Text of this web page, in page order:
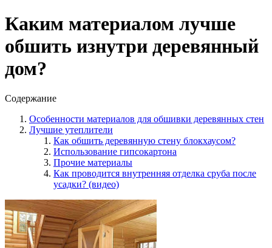
Каким материалом лучше
обшить изнутри деревянный
дом?
Содержание
Особенности материалов для обшивки деревянных стен
Лучшие утеплители
Как обшить деревянную стену блокхаусом?
Использование гипсокартона
Прочие материалы
Как проводится внутренняя отделка сруба после
усадки? (видео)